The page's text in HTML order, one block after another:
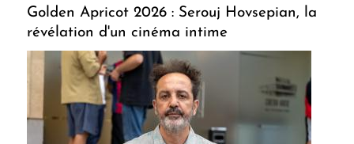
Golden Apricot 2026 : Serouj Hovsepian, la
révélation d'un cinéma intime